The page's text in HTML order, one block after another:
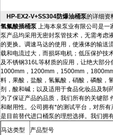
HP-EX2-V+SS304防爆油桶泵的详细资
氢氟酸插桶泵 上海本泉泵业有限公司是一
泵产品均采用无密封泵管技术，无需考虑
的更换。调速马达的使用，使液体的输送
载和电流过大，而损坏电机；低压保护技
及不锈钢316L等材质的应用，让绝大部
1000mm，1200mm，1500mm，
料，果酸，盐酸，氢氟酸，硝酸，磷酸，
剂，酸和碱；以及适用于食品化妆品及制
为了保证产品的品质，我们所有的关键部
和耐用性。公司拥有*的测试平台，对所
是目前替代进口桶泵的理想选择。我们拥
马达类型
产品型号